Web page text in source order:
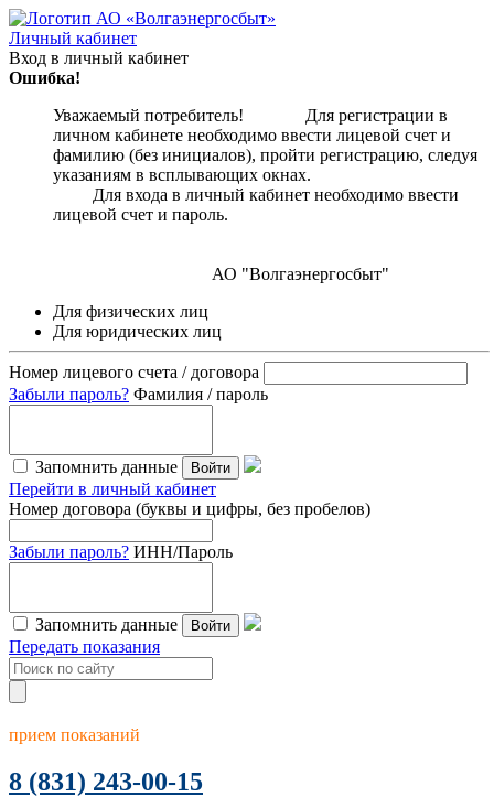
Личный кабинет
Вход в личный кабинет
Ошибка!
Уважаемый потребитель! Для регистрации в
личном кабинете необходимо ввести лицевой счет и
фамилию (без инициалов), пройти регистрацию, следуя
указаниям в всплывающих окнах.
Для входа в личный кабинет необходимо ввести
лицевой счет и пароль.
АО "Волгаэнергосбыт"
Для физических лиц
Для юридических лиц
Номер лицевого счета / договора
Забыли пароль? Фамилия / пароль
Запомнить данные Войти
Перейти в личный кабинет
Номер договора (буквы и цифры, без пробелов)
Забыли пароль? ИНН/Пароль
Запомнить данные Войти
Передать показания
прием показаний
8 (831) 243-00-15